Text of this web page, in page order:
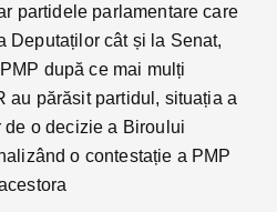
partidele parlamentare care
Deputaților cât și la Senat,
după ce mai mulți
au părăsit partidul, situația a
de o decizie a Biroului
o contestație a PMP